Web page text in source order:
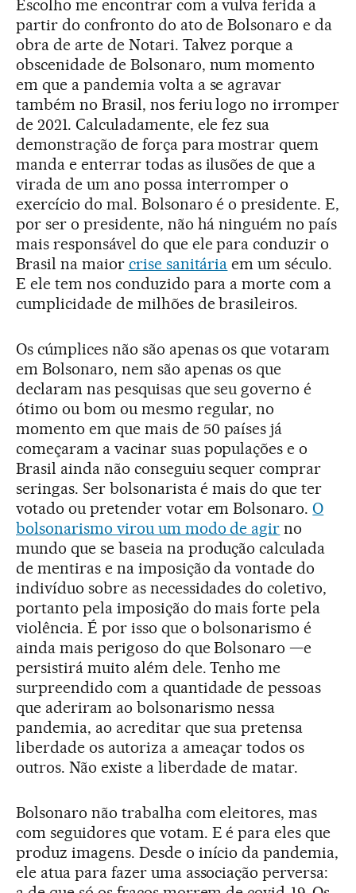
Escolho me encontrar com a vulva ferida a
partir do confronto do ato de Bolsonaro e da
obra de arte de Notari. Talvez porque a
obscenidade de Bolsonaro, num momento
em que a pandemia volta a se agravar
também no Brasil, nos feriu logo no irromper
de 2021. Calculadamente, ele fez sua
demonstração de força para mostrar quem
manda e enterrar todas as ilusões de que a
virada de um ano possa interromper o
exercício do mal. Bolsonaro é o presidente. E,
por ser o presidente, não há ninguém no país
mais responsável do que ele para conduzir o
Brasil na maior crise sanitária em um século.
E ele tem nos conduzido para a morte com a
cumplicidade de milhões de brasileiros.
Os cúmplices não são apenas os que votaram
em Bolsonaro, nem são apenas os que
declaram nas pesquisas que seu governo é
ótimo ou bom ou mesmo regular, no
momento em que mais de 50 países já
começaram a vacinar suas populações e o
Brasil ainda não conseguiu sequer comprar
seringas. Ser bolsonarista é mais do que ter
votado ou pretender votar em Bolsonaro. O
bolsonarismo virou um modo de agir no
mundo que se baseia na produção calculada
de mentiras e na imposição da vontade do
indivíduo sobre as necessidades do coletivo,
portanto pela imposição do mais forte pela
violência. É por isso que o bolsonarismo é
ainda mais perigoso do que Bolsonaro —e
persistirá muito além dele. Tenho me
surpreendido com a quantidade de pessoas
que aderiram ao bolsonarismo nessa
pandemia, ao acreditar que sua pretensa
liberdade os autoriza a ameaçar todos os
outros. Não existe a liberdade de matar.
Bolsonaro não trabalha com eleitores, mas
com seguidores que votam. E é para eles que
produz imagens. Desde o início da pandemia,
ele atua para fazer uma associação perversa: